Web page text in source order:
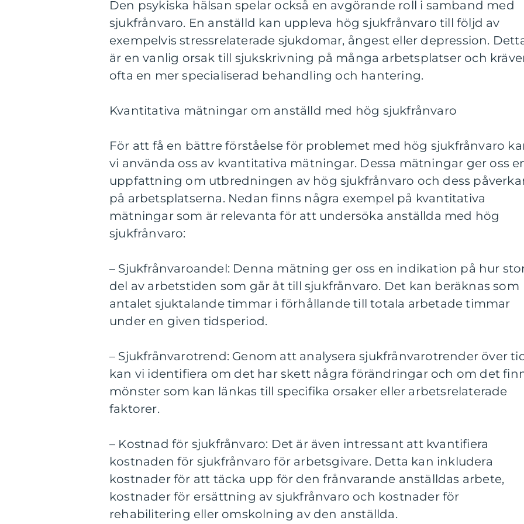
Den psykiska hälsan spelar också en avgörande roll i samband med
sjukfrånvaro. En anställd kan uppleva hög sjukfrånvaro till följd av
exempelvis stressrelaterade sjukdomar, ångest eller depression.
är en vanlig orsak till sjukskrivning på många arbetsplatser och
ofta en mer specialiserad behandling och hantering.
Kvantitativa mätningar om anställd med hög sjukfrånvaro
För att få en bättre förståelse för problemet med hög sjukfrånvaro
vi använda oss av kvantitativa mätningar. Dessa mätningar ger oss
uppfattning om utbredningen av hög sjukfrånvaro och dess
på arbetsplatserna. Nedan finns några exempel på kvantitativa
mätningar som är relevanta för att undersöka anställda med hög
sjukfrånvaro:
– Sjukfrånvaroandel: Denna mätning ger oss en indikation på hur
del av arbetstiden som går åt till sjukfrånvaro. Det kan beräknas som
antalet sjuktalande timmar i förhållande till totala arbetade timmar
under en given tidsperiod.
– Sjukfrånvarotrend: Genom att analysera sjukfrånvarotrender över
kan vi identifiera om det har skett några förändringar och om det
mönster som kan länkas till specifika orsaker eller arbetsrelaterade
faktorer.
– Kostnad för sjukfrånvaro: Det är även intressant att kvantifiera
kostnaden för sjukfrånvaro för arbetsgivare. Detta kan inkludera
kostnader för att täcka upp för den frånvarande anställdas arbete,
kostnader för ersättning av sjukfrånvaro och kostnader för
rehabilitering eller omskolning av den anställda.